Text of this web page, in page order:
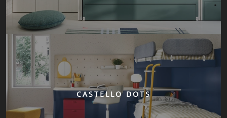
CASTELLO DOTS